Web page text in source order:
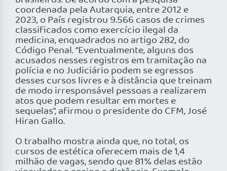
coordenada pela Autarquia, entre 2012 e
2023, o País registrou 9.566 casos de crimes
classificados como exercício ilegal da
medicina, enquadrados no artigo 282, do
Código Penal. “Eventualmente, alguns dos
acusados nesses registros em tramitação na
polícia e no Judiciário podem se egressos
desses cursos livres e à distância que treinam
de modo irresponsável pessoas a realizarem
atos que podem resultar em mortes e
sequelas”, afirmou o presidente do CFM, José
Hiran Gallo.
O trabalho mostra ainda que, no total, os
cursos de estética oferecem mais de 1,4
milhão de vagas, sendo que 81% delas estão